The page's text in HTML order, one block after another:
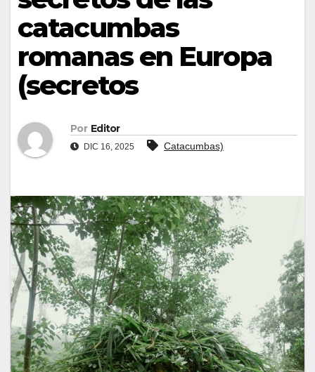
catacumbas
romanas en Europa
(secretos
Por Editor
DIC 16, 2025 Catacumbas)